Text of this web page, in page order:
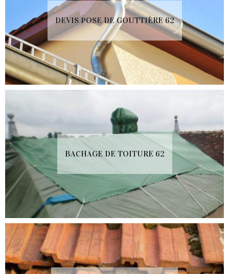
DEVIS POSE DE GOUTTIÈRE 62
BACHAGE DE TOITURE 62